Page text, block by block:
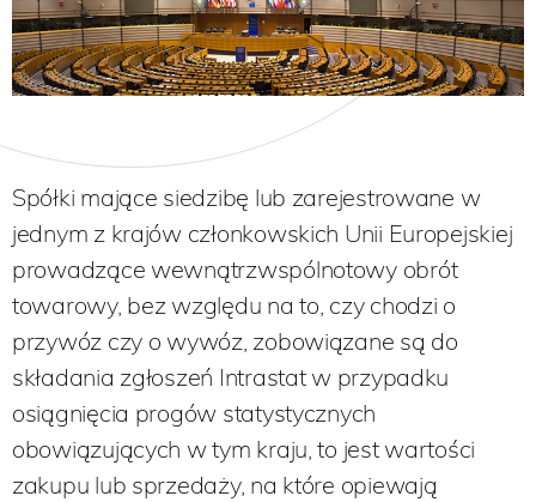
Spółki mające siedzibę lub zarejestrowane w
jednym z krajów członkowskich Unii Europejskiej
prowadzące wewnątrzwspólnotowy obrót
towarowy, bez względu na to, czy chodzi o
przywóz czy o wywóz, zobowiązane są do
składania zgłoszeń Intrastat w przypadku
osiągnięcia progów statystycznych
obowiązujących w tym kraju, to jest wartości
zakupu lub sprzedaży, na które opiewają